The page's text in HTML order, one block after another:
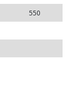
550